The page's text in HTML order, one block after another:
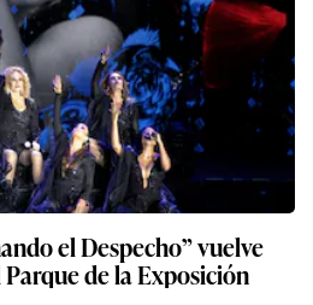
el Despecho” vuelve
de la Exposición